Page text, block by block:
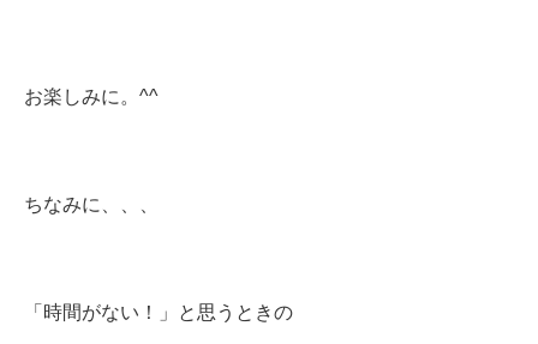
お楽しみに。^^
ちなみに、、、
「時間がない！」と思うときの